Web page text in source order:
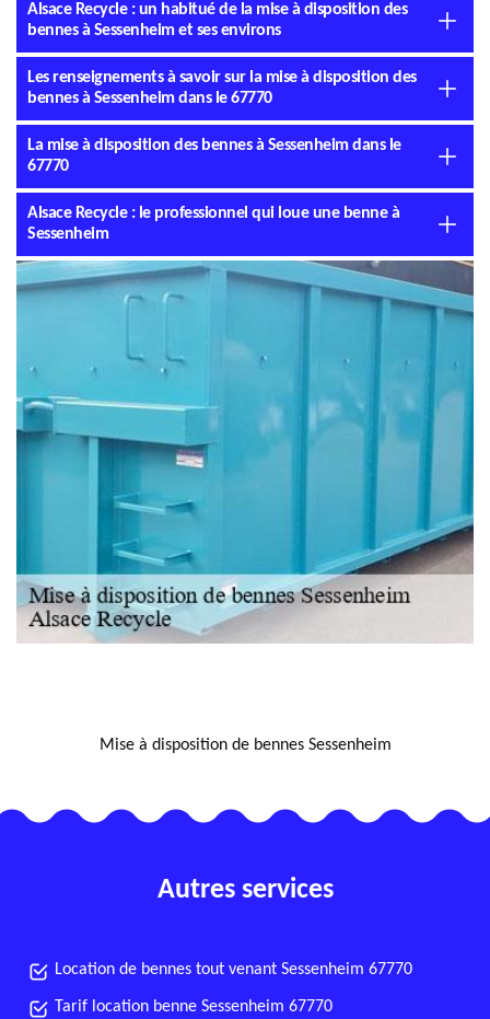
Alsace Recycle : un habitué de la mise à disposition des
bennes à Sessenheim et ses environs
Les renseignements à savoir sur la mise à disposition des
bennes à Sessenheim dans le 67770
La mise à disposition des bennes à Sessenheim dans le
67770
Alsace Recycle : le professionnel qui loue une benne à
Sessenheim
Mise à disposition de bennes Sessenheim
Autres services
Location de bennes tout venant Sessenheim 67770
Tarif location benne Sessenheim 67770